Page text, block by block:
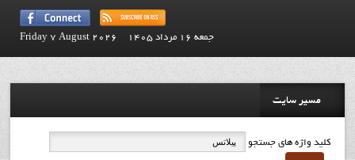
جمعه 16 مرداد 1405 Friday 7 August 2026
مسیر سایت
کلید واژه های جستجو